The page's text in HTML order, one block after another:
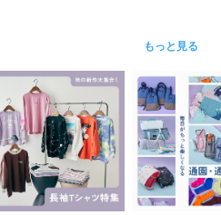
もっと見る